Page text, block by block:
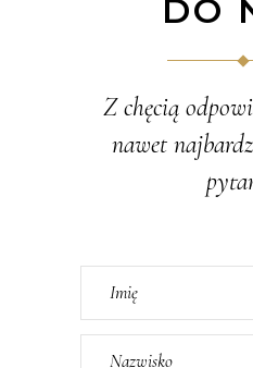
DO
Z chęcią
nawet